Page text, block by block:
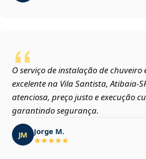
O serviço de instalação de chuveiro
excelente na Vila Santista,
atenciosa, preço justo e execução
garantindo segurança.
JM Jorge M.